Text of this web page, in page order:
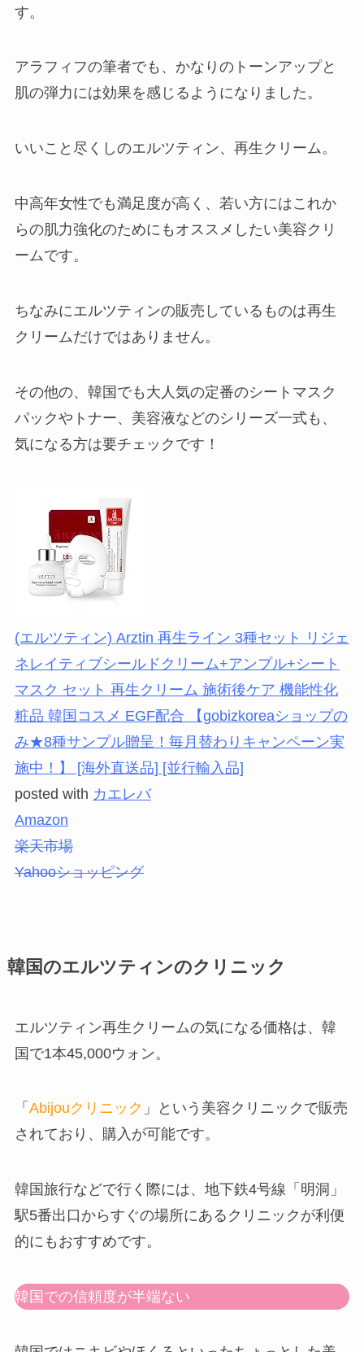
す。
アラフィフの筆者でも、かなりのトーンアップと
肌の弾力には効果を感じるようになりました。
いいこと尽くしのエルツティン、再生クリーム。
中高年女性でも満足度が高く、若い方にはこれか
らの肌力強化のためにもオススメしたい美容クリ
ームです。
ちなみにエルツティンの販売しているものは再生
クリームだけではありません。
その他の、韓国でも大人気の定番のシートマスク
パックやトナー、美容液などのシリーズ一式も、
気になる方は要チェックです！
(エルツティン) Arztin 再生ライン 3種セット リジェ
ネレイティブシールドクリーム+アンプル+シート
マスク セット 再生クリーム 施術後ケア 機能性化
粧品 韓国コスメ EGF配合 【gobizkoreaショップの
み★8種サンプル贈呈！毎月替わりキャンペーン実
施中！】 [海外直送品] [並行輸入品]
posted with カエレバ
Amazon
楽天市場
Yahooショッピング
韓国のエルツティンのクリニック
エルツティン再生クリームの気になる価格は、韓
国で1本45,000ウォン。
「 Abijouクリニック 」という美容クリニックで販売
されており、購入が可能です。
韓国旅行などで行く際には、地下鉄4号線「明洞」
駅5番出口からすぐの場所にあるクリニックが利便
的にもおすすめです。
韓国での信頼度が半端ない